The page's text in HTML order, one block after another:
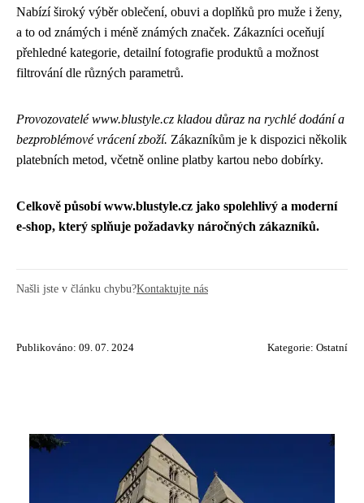
Nabízí široký výběr oblečení, obuvi a doplňků pro muže i ženy,
a to od známých i méně známých značek. Zákazníci oceňují
přehledné kategorie, detailní fotografie produktů a možnost
filtrování dle různých parametrů.
Provozovatelé www.blustyle.cz kladou důraz na rychlé dodání a
bezproblémové vrácení zboží. Zákazníkům je k dispozici několik
platebních metod, včetně online platby kartou nebo dobírky.
Celkově působí www.blustyle.cz jako spolehlivý a moderní
e-shop, který splňuje požadavky náročných zákazníků.
Našli jste v článku chybu?Kontaktujte nás
Publikováno: 09. 07. 2024 Kategorie: Ostatní